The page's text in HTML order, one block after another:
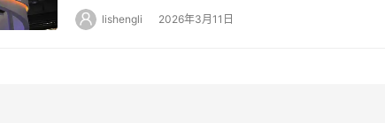
lishengli 2026年3月11日